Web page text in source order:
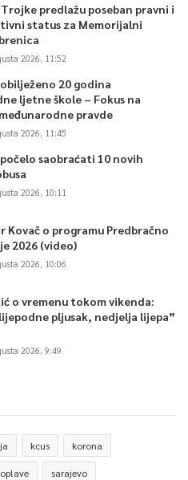
predlažu poseban pravni i
status za Memorijalni
2026, 11:52
20 godina
ljetne škole – Fokus na
pravde
2026, 11:45
saobraćati 10 novih
2026, 10:11
Kovač o programu Predbračno
2026 (video)
2026, 10:06
o vremenu tokom vikenda:
pljusak, nedjelja lijepa”
2026, 9:49
kcus korona
sarajevo